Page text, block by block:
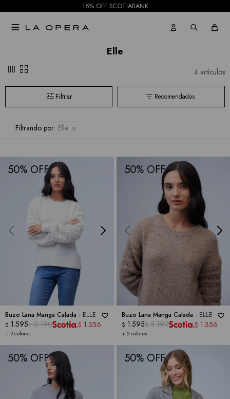
15% OFF SCOTIABANK

Elle
pause grid_view 4 artículos
Recomendados
Filtrando por: Elle
50
Buzo Lana Manga Calada - ELLE
+ 2 colores
$ 1.595$ 3.190 $ 1.356
50
Buzo Lana Manga Calada - ELLE
+ 2 colores
$ 1.595$ 3.190 $ 1.356
50 50
Todas
marcas